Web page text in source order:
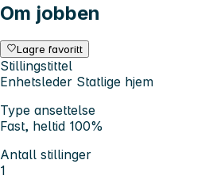
Om jobben
Lagre favoritt
Stillingstittel
Enhetsleder Statlige hjem
Type ansettelse
Fast, heltid 100%
Antall stillinger
1